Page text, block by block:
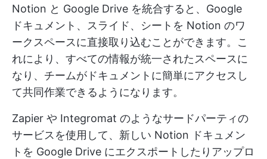
Notion と Google Drive を統合すると、Google
ドキュメント、スライド、シートを Notion のワ
ークスペースに直接取り込むことができます。こ
れにより、すべての情報が統一されたスペースに
なり、チームがドキュメントに簡単にアクセスし
て共同作業できるようになります。
Zapier や Integromat のようなサードパーティの
サービスを使用して、新しい Notion ドキュメン
トを Google Drive にエクスポートしたりアップロ